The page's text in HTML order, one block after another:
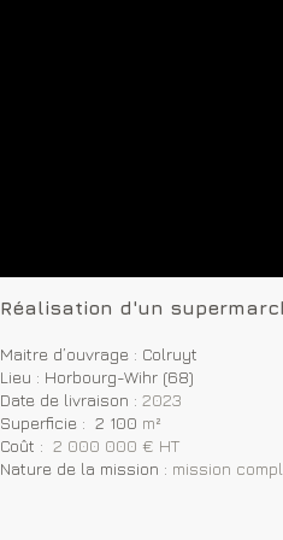
Réalisation d'un
Maitre d’ouvrage : Colruyt
Lieu : Horbourg-Wihr (68)
Date de livraison : 2023
Superficie : 2 100 m²
Coût : 2 000 000 € HT
Nature de la mission : mission